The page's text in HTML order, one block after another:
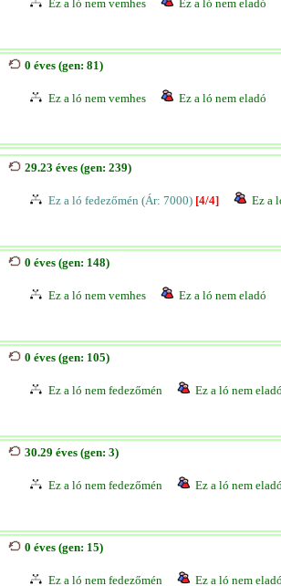
Ez a ló nem vemhes Ez a ló nem eladó
0 éves (gen: 81)
Ez a ló nem vemhes Ez a ló nem eladó
29.23 éves (gen: 239)
Ez a ló fedezőmén (Ár: 7000) [4/4] Ez a
0 éves (gen: 148)
Ez a ló nem vemhes Ez a ló nem eladó
0 éves (gen: 105)
Ez a ló nem fedezőmén Ez a ló nem eladó
30.29 éves (gen: 3)
Ez a ló nem fedezőmén Ez a ló nem eladó
0 éves (gen: 15)
Ez a ló nem fedezőmén Ez a ló nem eladó